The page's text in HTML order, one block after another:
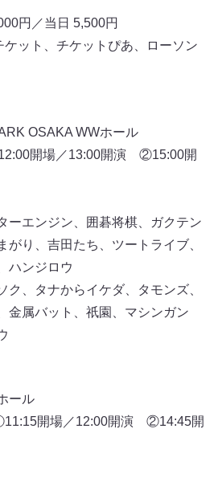
円／当日 5,500円
ット、チケットぴあ、ローソン
OSAKA WWホール
開場／13:00開演 ②15:00開
エンジン、囲碁将棋、ガクテン
がり、吉田たち、ツートライブ、
ハンジロウ
、タナからイケダ、タモンズ、
金属バット、祇園、マシンガン
ール
開場／12:00開演 ②14:45開